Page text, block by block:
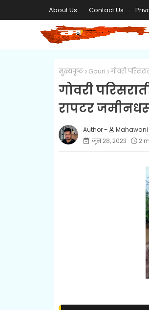
About Us Contact Us
मुख्यपृष्ठ Gouri गोवरी
गोवरी
रापटर
Mahawani
जून २८, २०२३
2